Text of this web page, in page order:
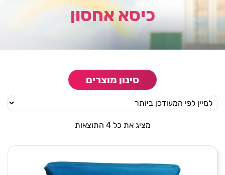
כיסא אחסון
סינון מוצרים
מציג את כל 4 התוצאות